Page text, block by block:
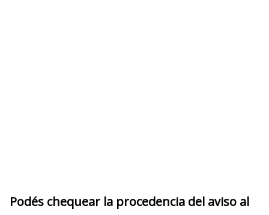
Podés chequear la procedencia del aviso al